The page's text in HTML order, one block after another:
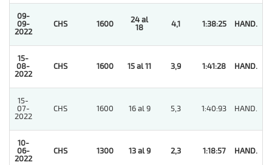
09-
09-
2022
CHS 1600
24 al
18
4,1 1:38:25 HAND.
15-
08-
2022
CHS 1600 15 al 11 3,9 1:41:28 HAND.
15-
07-
2022
CHS 1600 16 al 9 5,3 1:40:93 HAND.
10-
06-
2022
CHS 1300 13 al 9 2,3 1:18:57 HAND.